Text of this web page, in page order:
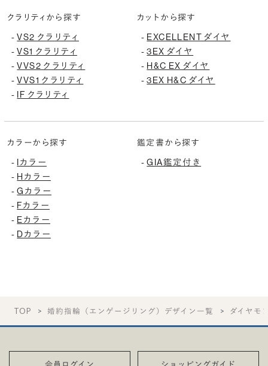
クラリティから探す
-VS2 クラリティ
-VS1 クラリティ
-VVS2 クラリティ
-VVS1 クラリティ
- IF クラリティ
カットから探す
- EXCELLENT ダイヤ
-3EX ダイヤ
- H&C EX ダイヤ
-3EX H&C ダイヤ
カラーから探す
- Iカラー
- Hカラー
-Gカラー
- Fカラー
- Eカラー
- Dカラー
鑑定書から探す
-GIA鑑定付き
TOP 婚約指輪（エンゲージリング）デザイン一覧 ダイヤモ